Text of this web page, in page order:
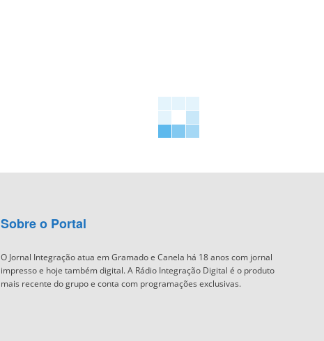
Sobre o Portal
O Jornal Integração atua em Gramado e Canela há 18 anos com jornal
impresso e hoje também digital. A Rádio Integração Digital é o produto
mais recente do grupo e conta com programações exclusivas.